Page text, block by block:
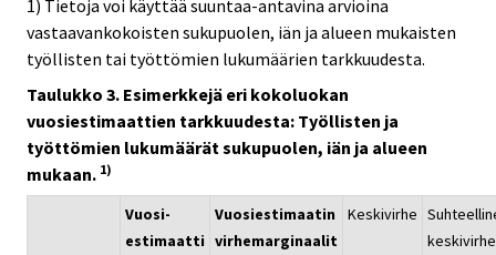
1) Tietoja voi käyttää suuntaa-antavina arvioina
vastaavankokoisten sukupuolen, iän ja alueen mukaisten
työllisten tai työttömien lukumäärien tarkkuudesta.
Taulukko 3. Esimerkkejä eri kokoluokan
vuosiestimaattien tarkkuudesta: Työllisten ja
työttömien lukumäärät sukupuolen, iän ja alueen
mukaan. 1)
Vuosi-
estimaatti
Vuosiestimaatin
virhemarginaalit
Keskivirhe
keskivirhe